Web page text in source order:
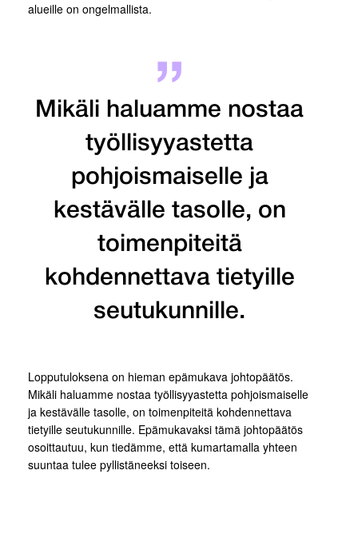
alueille on ongelmallista.
Mikäli haluamme nostaa
työllisyyastetta
pohjoismaiselle ja
kestävälle tasolle, on
toimenpiteitä
kohdennettava tietyille
seutukunnille.
Lopputuloksena on hieman epämukava johtopäätös.
Mikäli haluamme nostaa työllisyyastetta pohjoismaiselle
ja kestävälle tasolle, on toimenpiteitä kohdennettava
tietyille seutukunnille. Epämukavaksi tämä johtopäätös
osoittautuu, kun tiedämme, että kumartamalla yhteen
suuntaa tulee pyllistäneeksi toiseen.